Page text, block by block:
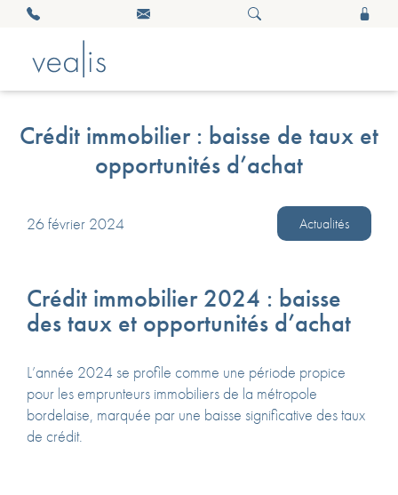
Crédit immobilier : baisse de taux et
opportunités d’achat
26 février 2024 Actualités
Crédit immobilier 2024 : baisse
des taux et opportunités d’achat
L’année 2024 se profile comme une période propice
pour les emprunteurs immobiliers de la métropole
bordelaise, marquée par une baisse significative des taux
de crédit.